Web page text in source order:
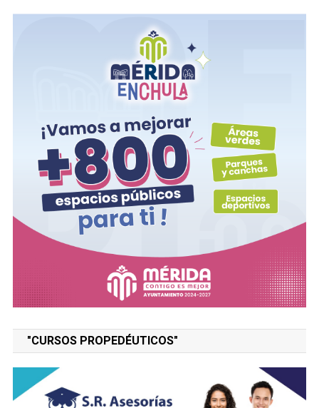
"CURSOS PROPEDÉUTICOS"